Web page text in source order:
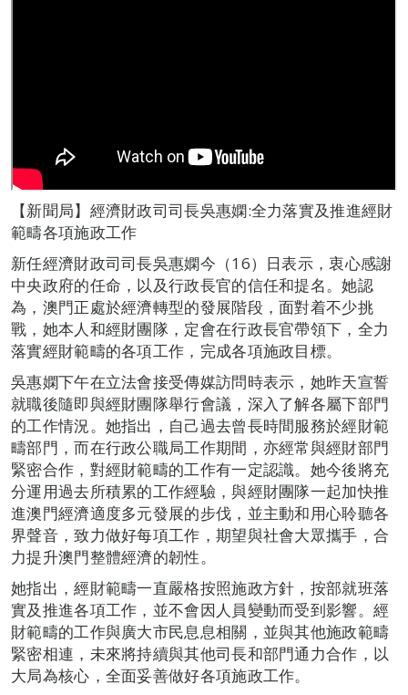
【新聞局】經濟財政司司長吳惠嫻:全力落實及推進經財
範疇各項施政工作
新任經濟財政司司長吳惠嫻今（16）日表示，衷心感謝
中央政府的任命，以及行政長官的信任和提名。她認
為，澳門正處於經濟轉型的發展階段，面對着不少挑
戰，她本人和經財團隊，定會在行政長官帶領下，全力
落實經財範疇的各項工作，完成各項施政目標。
吳惠嫻下午在立法會接受傳媒訪問時表示，她昨天宣誓
就職後隨即與經財團隊舉行會議，深入了解各屬下部門
的工作情況。她指出，自己過去曾長時間服務於經財範
疇部門，而在行政公職局工作期間，亦經常與經財部門
緊密合作，對經財範疇的工作有一定認識。她今後將充
分運用過去所積累的工作經驗，與經財團隊一起加快推
進澳門經濟適度多元發展的步伐，並主動和用心聆聽各
界聲音，致力做好每項工作，期望與社會大眾攜手，合
力提升澳門整體經濟的韌性。
她指出，經財範疇一直嚴格按照施政方針，按部就班落
實及推進各項工作，並不會因人員變動而受到影響。經
財範疇的工作與廣大市民息息相關，並與其他施政範疇
緊密相連，未來將持續與其他司長和部門通力合作，以
大局為核心，全面妥善做好各項施政工作。